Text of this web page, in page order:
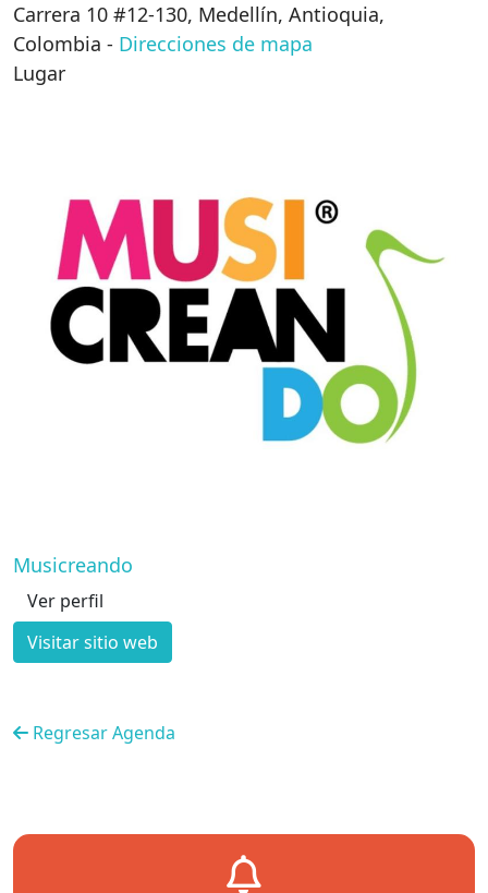
Carrera 10 #12-130, Medellín, Antioquia,
Colombia - Direcciones de mapa
Lugar
Musicreando
Ver perfil
Visitar sitio web
Regresar Agenda